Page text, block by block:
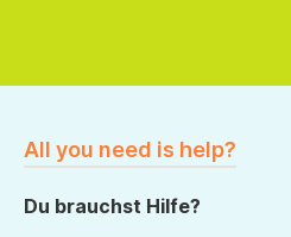
All you need is help?
Du brauchst Hilfe?